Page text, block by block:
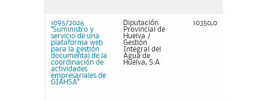
1095/2026
"Suministro y
servicio de una
plataforma web
para la gestión
documental de la
coordinación de
actividades
empresariales de
GIAHSA"
Diputación
Provincial de
Huelva /
Gestión
Integral del
Agua de
Huelva, S.A
10350,0